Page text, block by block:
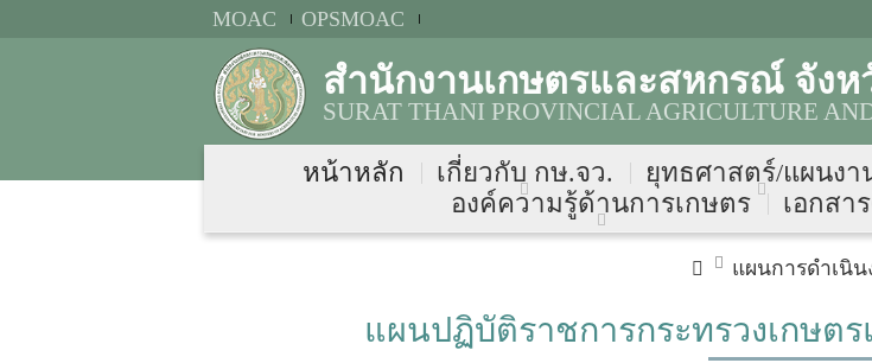
MOAC OPSMOAC
สำนักงานเกษตรและสหกรณ์ จัง
SURAT THANI PROVINCIAL AGRICULTURE
หน้าหลัก เกี่ยวกับ กษ.จว. ยุทธศาสตร์/แผนงา
องค์ความรู้ด้านการเกษตร
เอกสา
แผนการดำเนิน
แผนปฏิบัติราชการกระทรวงเกษต